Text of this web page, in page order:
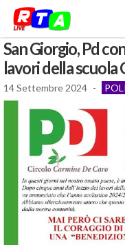
San Giorgio, Pd
lavori della scuola
14 Settembre 2024 -